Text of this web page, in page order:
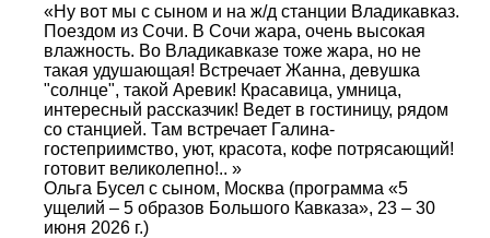
«Ну вот мы с сыном и на ж/д станции Владикавказ.
Поездом из Сочи. В Сочи жара, очень высокая
влажность. Во Владикавказе тоже жара, но не
такая удушающая! Встречает Жанна, девушка
"солнце", такой Аревик! Красавица, умница,
интересный рассказчик! Ведет в гостиницу, рядом
со станцией. Там встречает Галина-
гостеприимство, уют, красота, кофе потрясающий!
готовит великолепно!.. »
Ольга Бусел с сыном, Москва (программа «5
ущелий – 5 образов Большого Кавказа», 23 – 30
июня 2026 г.)